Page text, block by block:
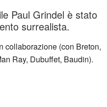
Paul Grindel è stato
surrealista.
collaborazione (con Breton,
Ray, Dubuffet, Baudin).